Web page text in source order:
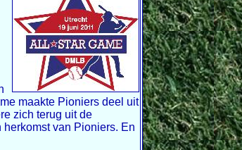
maakte Pioniers deel uit
zich terug uit de
van Pioniers. En